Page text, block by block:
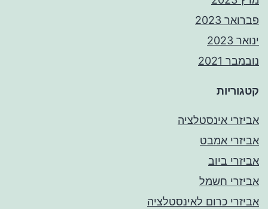
פברואר 2023
ינואר 2023
נובמבר 2021
קטגוריות
אביזרי אינסטלציה
אביזרי אמבט
אביזרי ביוב
אביזרי חשמל
אביזרי כרום לאינסטלציה